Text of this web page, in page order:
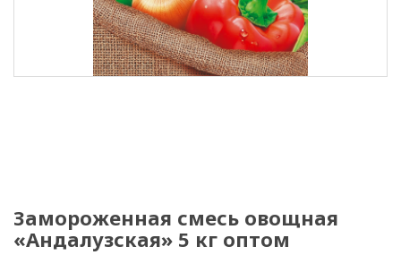
Замороженная смесь овощная
«Андалузская» 5 кг оптом